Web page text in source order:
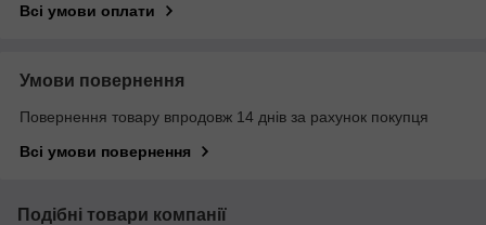
Всі умови оплати
Умови повернення
Повернення товару впродовж 14 днів за рахунок покупця
Всі умови повернення
Подібні товари компанії